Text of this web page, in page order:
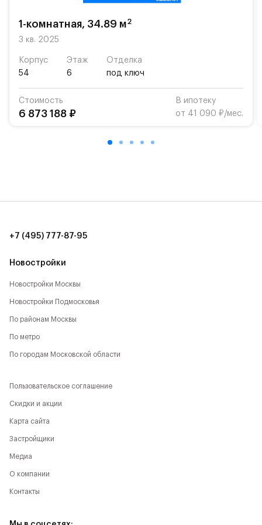
Для автомобилистов — закрытые озеленённые
парковки.
Территория квартала приватная, въезд
осуществляется по пропускам.#yan19-2r1520883#
1-комнатная, 34.89 м2
3 кв. 2025
Корпус
54
Этаж
6
Отделка
под ключ
Стоимость
6 873 188 ₽
В ипотеку
от 41 090 ₽/мес.
Новостройки
Новостройки Москвы
Новостройки Подмосковья
По районам Москвы
По метро
По городам Московской области
+7 (495) 777-87-95
Пользовательское соглашение
Скидки и акции
Карта сайта
Застройщики
Медиа
О компании
Контакты